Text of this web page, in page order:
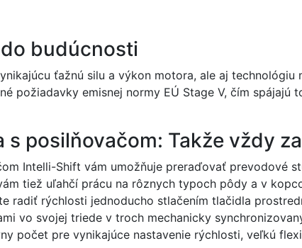
budúcnosti
ťažnú silu a výkon motora, ale aj
požiadavky emisnej normy EÚ Stage V, čím
posilňovačom: Takže vždy
Intelli-Shift vám umožňuje preraďovať prevodové
tiež uľahčí prácu na rôznych typoch pôdy a v
radiť rýchlosti jednoducho stlačením tlačidla
vo svojej triede v troch mechanicky
počet pre vynikajúce nastavenie rýchlosti, veľkú